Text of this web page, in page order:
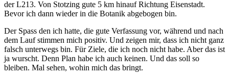
der L213. Von Stotzing gute 5 km hinauf Richtung Eisenstadt.
Bevor ich dann wieder in die Botanik abgebogen bin.
Der Spass den ich hatte, die gute Verfassung vor, während und nach
dem Lauf stimmen mich positiv. Und zeigen mir, dass ich nicht ganz
falsch unterwegs bin. Für Ziele, die ich noch nicht habe. Aber das ist
ja wurscht. Denn Plan habe ich auch keinen. Und das soll so
bleiben. Mal sehen, wohin mich das bringt.